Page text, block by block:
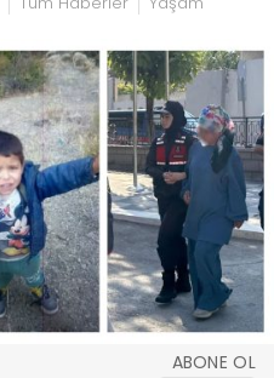
ABONE OL